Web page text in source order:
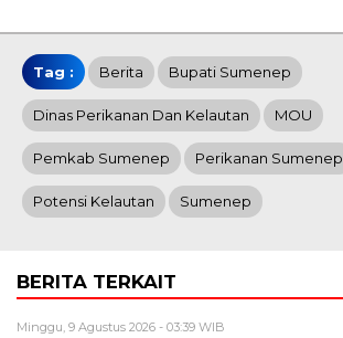
Tag : Berita Bupati Sumenep
Dinas Perikanan Dan Kelautan MOU
Pemkab Sumenep Perikanan Sumenep
Potensi Kelautan Sumenep
BERITA TERKAIT
Minggu, 9 Agustus 2026 - 03:39 WIB